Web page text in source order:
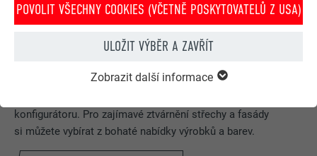
POVOLIT VŠECHNY COOKIES (VČETNĚ POSKYTOVATELŮ Z USA)
ULOŽIT VÝBĚR A ZAVŘÍT
Zobrazit další informace
PREFA konfigurátor střechy & fasády
konfigurátoru. Pro zajímavé ztvárnění střechy a fasády
si můžete vybírat z bohaté nabídky výrobků a barev.